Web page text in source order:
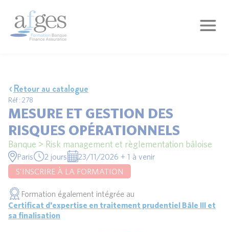
Retour au catalogue
Réf : 278
MESURE ET GESTION DES
RISQUES OPÉRATIONNELS
Banque > Risk management et règlementation bâloise
Paris 2 jours
23/11/2026 + 1 à venir
S'INSCRIRE À LA FORMATION
Formation également intégrée au
Certificat d'expertise en traitement prudentiel Bâle III et
sa finalisation